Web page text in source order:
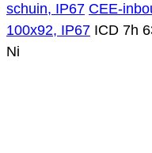
schuin, IP67 CEE-
100x92, IP67 ICD 7h
Ni